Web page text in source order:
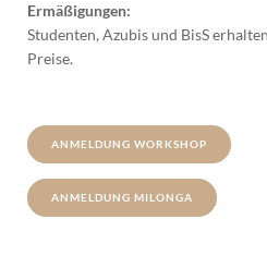
Ermäßigungen:
Studenten, Azubis und BisS
Preise.
ANMELDUNG WORKSHOP
ANMELDUNG MILONGA